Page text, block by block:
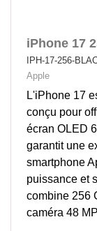
iPhone 17
IPH-17-256-
Apple
L'iPhone 17
conçu pour
écran OLED
garantit une
smartphone
puissance et
combine 256
caméra 48